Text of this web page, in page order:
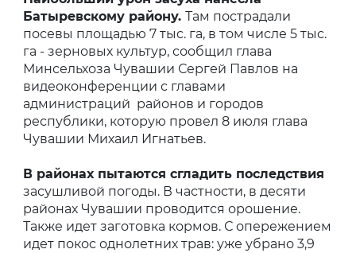
Батыревскому району. Там пострадали
посевы площадью 7 тыс. га, в том числе 5 тыс.
га - зерновых культур, сообщил глава
Минсельхоза Чувашии Сергей Павлов на
видеоконференции с главами
администраций районов и городов
республики, которую провел 8 июля глава
Чувашии Михаил Игнатьев.
В районах пытаются сгладить последствия
засушливой погоды. В частности, в десяти
районах Чувашии проводится орошение.
Также идет заготовка кормов. С опережением
идет покос однолетних трав: уже убрано 3,9